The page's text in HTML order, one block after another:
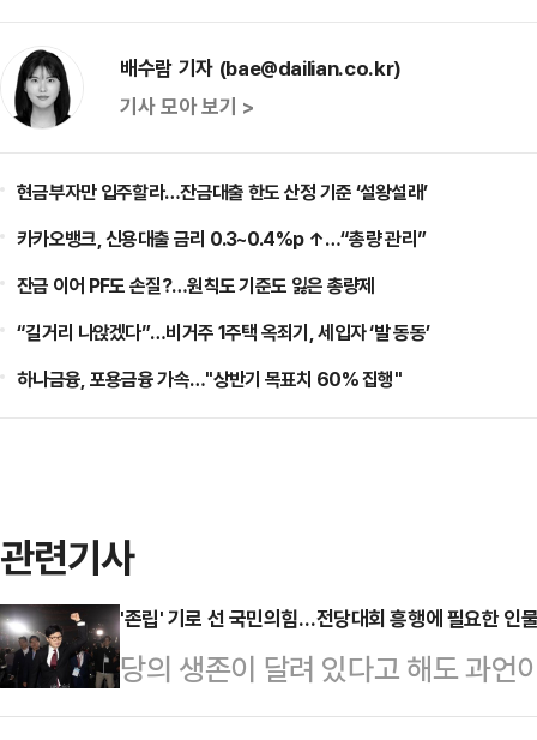
배수람 기자 (bae@dailian.co.kr)
기사 모아 보기 >
현금부자만 입주할라…잔금대출 한도 산정 기준 ‘설왕설래’
카카오뱅크, 신용대출 금리 0.3~0.4%p ↑…“총량 관리”
잔금 이어 PF도 손질?…원칙도 기준도 잃은 총량제
“길거리 나앉겠다”…비거주 1주택 옥죄기, 세입자 ‘발 동동’
하나금융, 포용금융 가속…"상반기 목표치 60% 집행"
관련기사
'존립' 기로 선 국민의힘…전당대회 흥행에 필요한 인
당의 생존이 달려 있다고 해도 과언
계파' 안철수 의원이 출사표를 던지